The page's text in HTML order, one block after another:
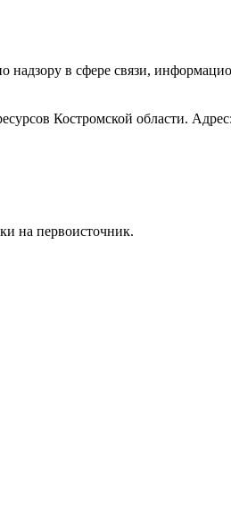
в сфере связи,
Костромской области.
на первоисточник.